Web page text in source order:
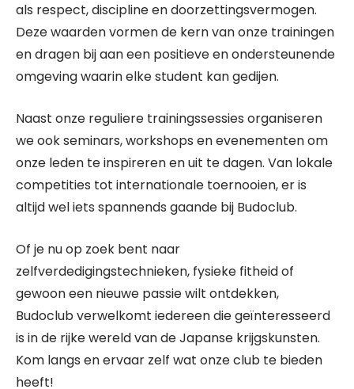
als respect, discipline en doorzettingsvermogen.
Deze waarden vormen de kern van onze trainingen
en dragen bij aan een positieve en ondersteunende
omgeving waarin elke student kan gedijen.
Naast onze reguliere trainingssessies organiseren
we ook seminars, workshops en evenementen om
onze leden te inspireren en uit te dagen. Van lokale
competities tot internationale toernooien, er is
altijd wel iets spannends gaande bij Budoclub.
Of je nu op zoek bent naar
zelfverdedigingstechnieken, fysieke fitheid of
gewoon een nieuwe passie wilt ontdekken,
Budoclub verwelkomt iedereen die geïnteresseerd
is in de rijke wereld van de Japanse krijgskunsten.
Kom langs en ervaar zelf wat onze club te bieden
heeft!